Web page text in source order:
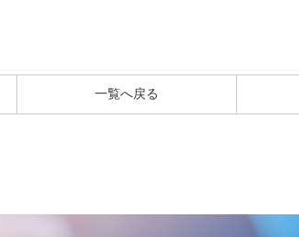
一覧へ戻る